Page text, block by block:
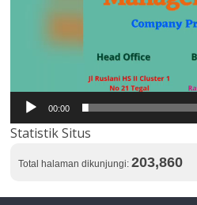
00:00
Statistik Situs
Total halaman dikunjungi:203,860